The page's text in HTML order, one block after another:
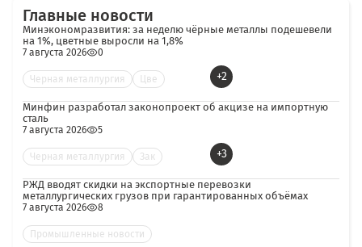
Главные новости
Минэкономразвития: за неделю чёрные металлы подешевели
на 1%, цветные выросли на 1,8%
7 августа 2026 0
Черная металлургия Цве +2
Минфин разработал законопроект об акцизе на импортную
сталь
7 августа 2026 5
Черная металлургия Зак +3
РЖД вводят скидки на экспортные перевозки
металлургических грузов при гарантированных объёмах
7 августа 2026 8
Промышленные новости